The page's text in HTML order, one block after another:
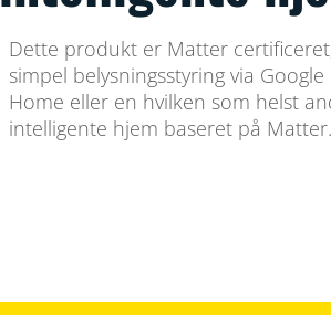
Dette produkt er Matter
simpel belysningsstyring via
Home eller en hvilken som helst
intelligente hjem baseret på Matter.